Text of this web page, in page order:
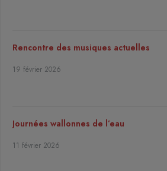
Rencontre des musiques actuelles
19 février 2026
Journées wallonnes de l’eau
11 février 2026